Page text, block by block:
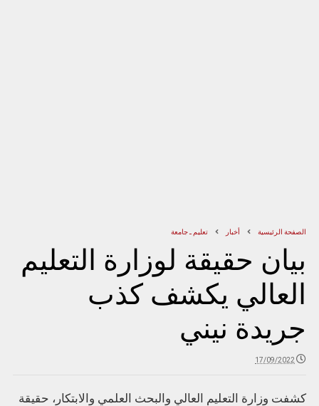
الصفحة الرئيسية أخبار تعليم ـ جامعة
بيان حقيقة لوزارة التعليم
العالي يكشف كذب
جريدة نيني
17/09/2022
كشفت وزارة التعليم العالي والبحث العلمي والابتكار، حقيقة